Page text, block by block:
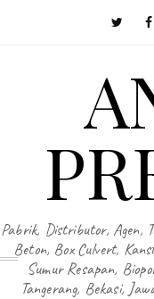
Pabrik, Distributor, Agen,
Beton, Box Culvert,
Sumur Resapan,
Tangerang, Bekasi,